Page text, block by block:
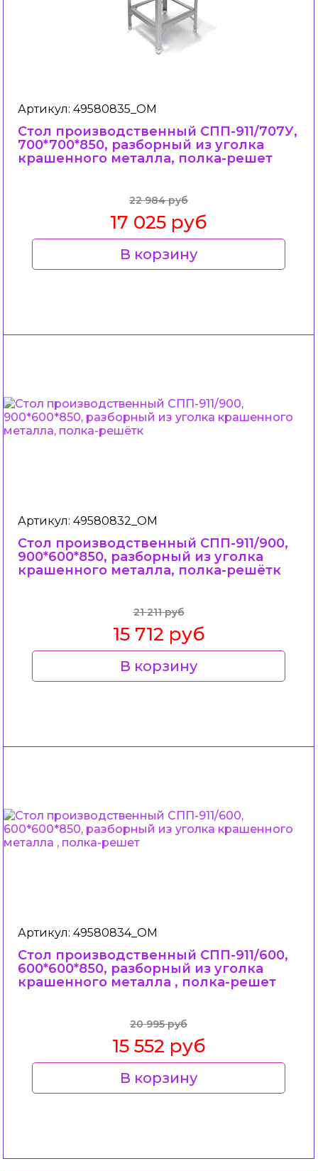
Артикул: 49580835_ОМ
Стол производственный СПП-911/707У,
700*700*850, разборный из уголка
крашенного металла, полка-решет
22 984 руб
17 025 руб
В корзину
Артикул: 49580832_ОМ
Стол производственный СПП-911/900,
900*600*850, разборный из уголка
крашенного металла, полка-решётк
21 211 руб
15 712 руб
В корзину
Артикул: 49580834_ОМ
Стол производственный СПП-911/600,
600*600*850, разборный из уголка
крашенного металла , полка-решет
20 995 руб
15 552 руб
В корзину